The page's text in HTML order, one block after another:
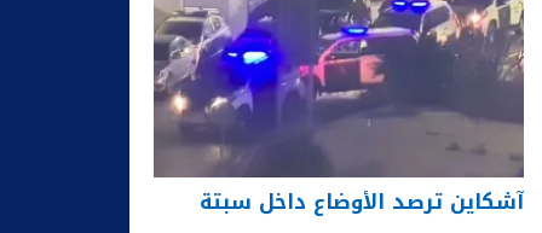
آشكاين ترصد الأوضاع داخل سبتة